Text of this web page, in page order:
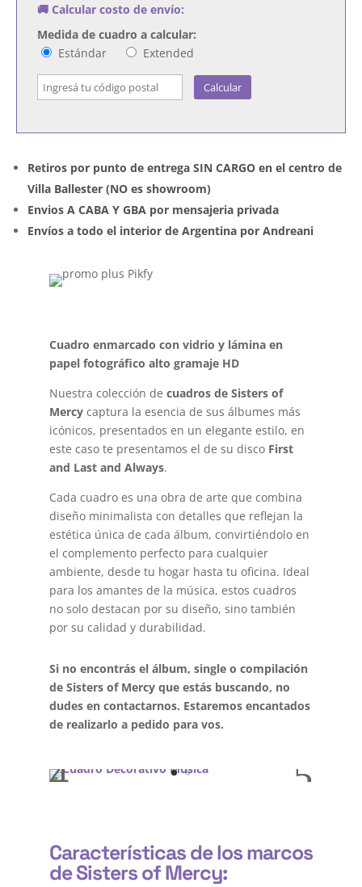
Always
🚚 Calcular costo de envío:
Medida de cuadro a calcular:
Estándar
Extended
Calcular
Retiros por punto de entrega SIN CARGO en el centro de
Villa Ballester (NO es showroom)
Envios A CABA Y GBA por mensajeria privada
Envíos a todo el interior de Argentina por Andreani
Cuadro enmarcado con vidrio y lámina en
papel fotográfico alto gramaje HD
Nuestra colección de cuadros de Sisters of
Mercycaptura la esencia de sus álbumes más
icónicos, presentados en un elegante estilo, en
este caso te presentamos el de su disco First
and Last and Always.
Cada cuadro es una obra de arte que combina
diseño minimalista con detalles que reflejan la
estética única de cada álbum, convirtiéndolo en
el complemento perfecto para cualquier
ambiente, desde tu hogar hasta tu oficina. Ideal
para los amantes de la música, estos cuadros
no solo destacan por su diseño, sino también
por su calidad y durabilidad.
Si no encontrás el álbum, single o compilación
de Sisters of Mercy que estás buscando, no
dudes en contactarnos. Estaremos encantados
de realizarlo a pedido para vos.
Características de los marcos
de Sisters of Mercy: